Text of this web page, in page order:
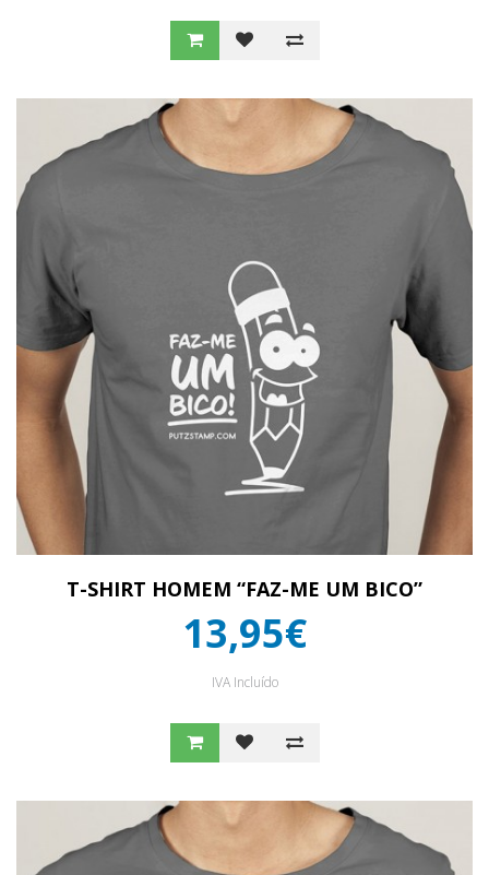
T-SHIRT HOMEM “FAZ-ME UM BICO”
13,95€
IVA Incluído